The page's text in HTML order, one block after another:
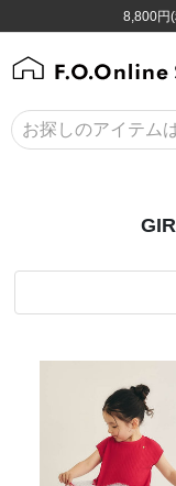
8,800円
ほぼ全品
8,800円
ほぼ全品